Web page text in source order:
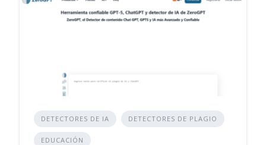
DETECTORES DE IA DETECTORES DE PLAGIO
EDUCACIÓN